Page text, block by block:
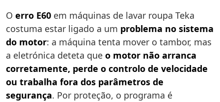
O erro E60 em máquinas de lavar roupa Teka
costuma estar ligado a um problema no sistema
do motor: a máquina tenta mover o tambor, mas
a eletrónica deteta que o motor não arranca
corretamente, perde o controlo de velocidade
ou trabalha fora dos parâmetros de
segurança. Por proteção, o programa é